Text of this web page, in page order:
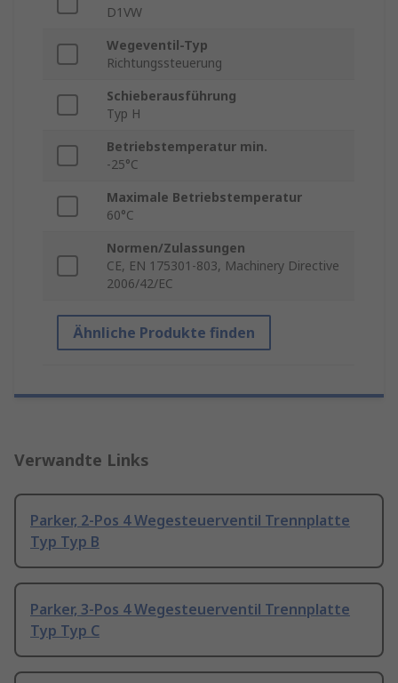
D1VW
Wegeventil-Typ
Richtungssteuerung
Schieberausführung
Typ H
Betriebstemperatur min.
-25°C
Maximale Betriebstemperatur
60°C
Normen/Zulassungen
CE, EN 175301-803, Machinery Directive
2006/42/EC
Ähnliche Produkte finden
Verwandte Links
Parker, 2-Pos 4 Wegesteuerventil Trennplatte
Typ Typ B
Parker, 3-Pos 4 Wegesteuerventil Trennplatte
Typ Typ C